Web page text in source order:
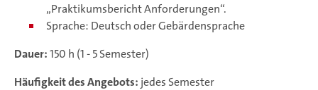
„Praktikumsbericht Anforderungen“.
Sprache: Deutsch oder Gebärdensprache
Dauer:150 h (1 - 5 Semester)
Häufigkeit des Angebots: jedes Semester